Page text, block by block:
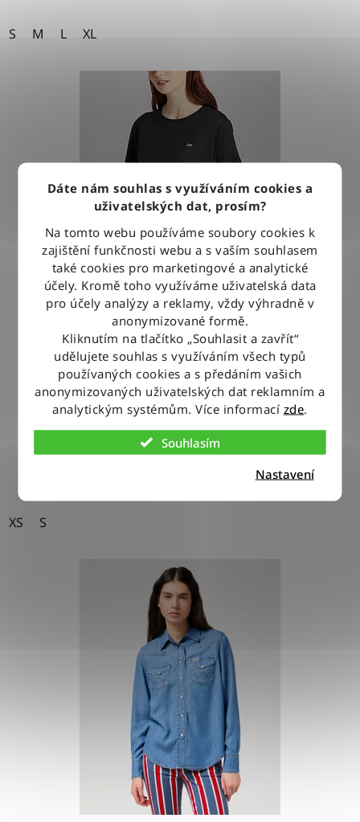
Dáte nám souhlas s využíváním cookies a
uživatelských dat, prosím?
Na tomto webu používáme soubory cookies k
zajištění funkčnosti webu a s vaším souhlasem
také cookies pro marketingové a analytické
účely. Kromě toho využíváme uživatelská data
pro účely analýzy a reklamy, vždy výhradně v
anonymizované formě.
Kliknutím na tlačítko „Souhlasit a zavřít“
udělujete souhlas s využíváním všech typů
používaných cookies a s předáním vašich
anonymizovaných uživatelských dat reklamním a
analytickým systémům. Více informací zde.
Souhlasím
Nastavení
S M L XL
Tričko Lee CREW TEE BLACK
710 Kč
DETAIL
XS S